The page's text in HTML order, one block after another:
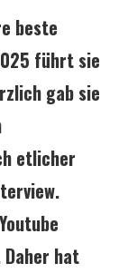
beste
führt sie
gab sie
etlicher
hat